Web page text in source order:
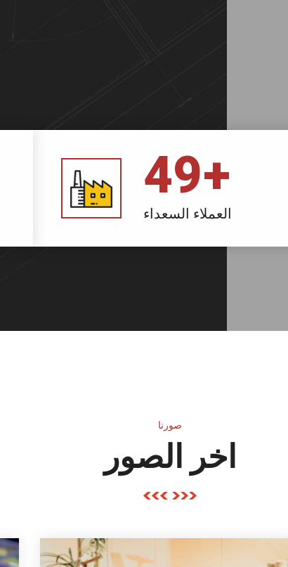
+
49
العملاء السعداء
صورنا
اخر الصور